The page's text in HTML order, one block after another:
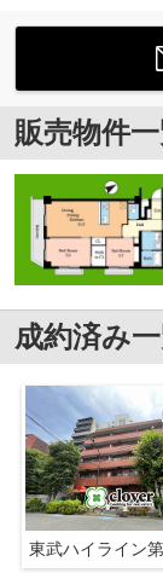
販売物件
成約済み